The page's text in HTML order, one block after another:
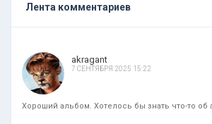
Лента комментариев
akragant
7 СЕНТЯБРЯ 2025 15:22
Хороший альбом. Хотелось бы знать что-то об